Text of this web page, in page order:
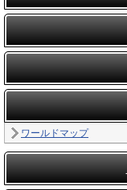
ワールドマップ